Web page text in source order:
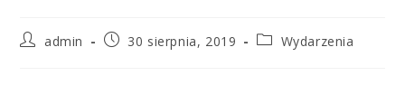
admin 30 sierpnia, 2019 Wydarzenia